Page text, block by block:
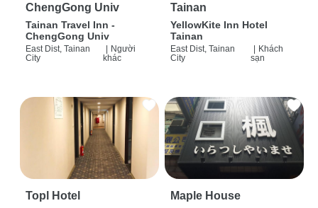
ChengGong Univ
Tainan Travel Inn -
ChengGong Univ
East Dist, Tainan
City
| Người
khác
Tainan
YellowKite Inn Hotel
Tainan
East Dist, Tainan
City
| Khách
sạn
Topl Hotel Maple House